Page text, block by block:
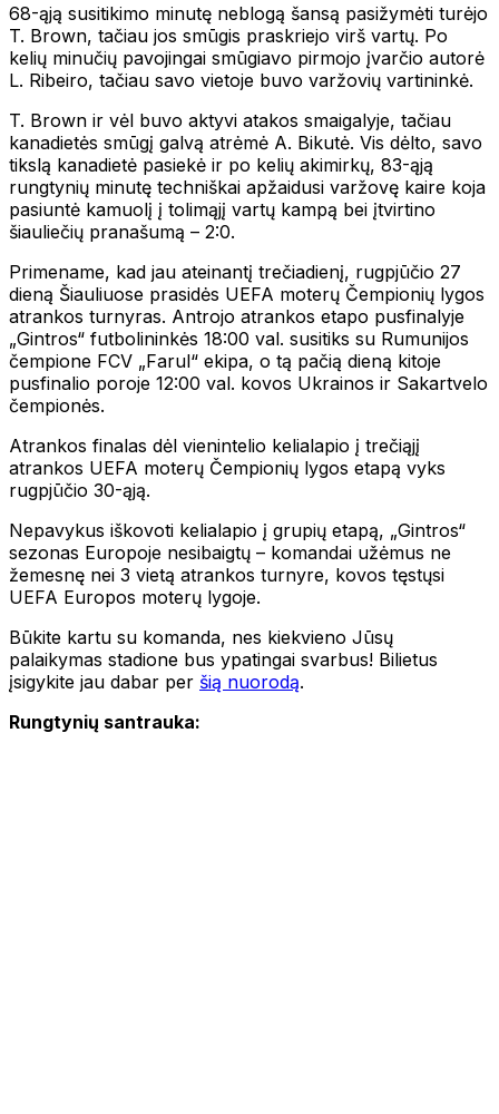
68-ąją susitikimo minutę neblogą šansą pasižymėti turėjo
T. Brown, tačiau jos smūgis praskriejo virš vartų. Po
kelių minučių pavojingai smūgiavo pirmojo įvarčio autorė
L. Ribeiro, tačiau savo vietoje buvo varžovių vartininkė.
T. Brown ir vėl buvo aktyvi atakos smaigalyje, tačiau
kanadietės smūgį galvą atrėmė A. Bikutė. Vis dėlto, savo
tikslą kanadietė pasiekė ir po kelių akimirkų, 83-ąją
rungtynių minutę techniškai apžaidusi varžovę kaire koja
pasiuntė kamuolį į tolimąjį vartų kampą bei įtvirtino
šiauliečių pranašumą – 2:0.
Primename, kad jau ateinantį trečiadienį, rugpjūčio 27
dieną Šiauliuose prasidės UEFA moterų Čempionių lygos
atrankos turnyras. Antrojo atrankos etapo pusfinalyje
„Gintros“ futbolininkės 18:00 val. susitiks su Rumunijos
čempione FCV „Farul“ ekipa, o tą pačią dieną kitoje
pusfinalio poroje 12:00 val. kovos Ukrainos ir Sakartvelo
čempionės.
Atrankos finalas dėl vienintelio kelialapio į trečiąjį
atrankos UEFA moterų Čempionių lygos etapą vyks
rugpjūčio 30-ąją.
Nepavykus iškovoti kelialapio į grupių etapą, „Gintros“
sezonas Europoje nesibaigtų – komandai užėmus ne
žemesnę nei 3 vietą atrankos turnyre, kovos tęstųsi
UEFA Europos moterų lygoje.
Būkite kartu su komanda, nes kiekvieno Jūsų
palaikymas stadione bus ypatingai svarbus! Bilietus
įsigykite jau dabar per šią nuorodą.
Rungtynių santrauka: